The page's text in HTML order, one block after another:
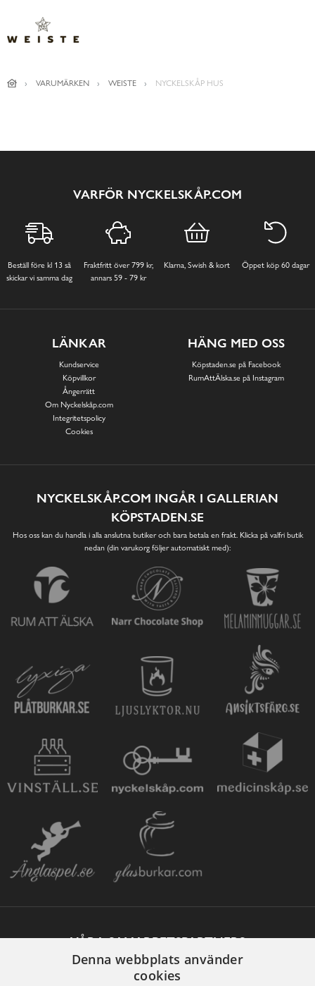
VARUMÄRKEN WEISTE NYCKELSKÅP HUS
VARFÖR NYCKELSKÅP.COM
Beställ före kl 13 så
skickar vi samma dag
Fraktfritt över 799 kr,
annars 59 - 79 kr
Klarna, Swish & kort Öppet köp 60 dagar
LÄNKAR
Kundservice
Köpvillkor
Ångerrätt
Om Nyckelskåp.com
Integritetspolicy
Cookies
HÄNG MED OSS
Köpstaden.se på Facebook
RumAttÄlska.se på Instagram
NYCKELSKÅP.COM INGÅR I GALLERIAN
KÖPSTADEN.SE
Hos oss kan du handla i alla anslutna butiker och bara betala en frakt. Klicka på valfri butik
nedan (din varukorg följer automatiskt med):
VÅRA SAMARBETSPARTNERS
Denna webbplats använder
cookies